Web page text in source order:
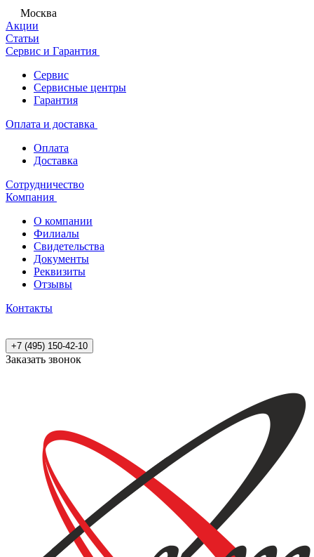
Москва
Акции
Статьи
Сервис и Гарантия
Сервис
Сервисные центры
Гарантия
Оплата и доставка
Оплата
Доставка
Сотрудничество
Компания
О компании
Филиалы
Свидетельства
Документы
Реквизиты
Отзывы
Контакты
+7 (495) 150-42-10
Заказать звонок